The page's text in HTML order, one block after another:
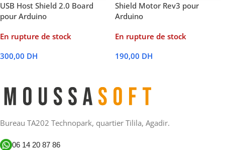
USB Host Shield 2.0 Board
pour Arduino
En rupture de stock
300,00 DH
Shield Motor Rev3 pour
Arduino
En rupture de stock
190,00 DH
Bureau TA202 Technopark, quartier Tilila, Agadir.
06 14 20 87 86